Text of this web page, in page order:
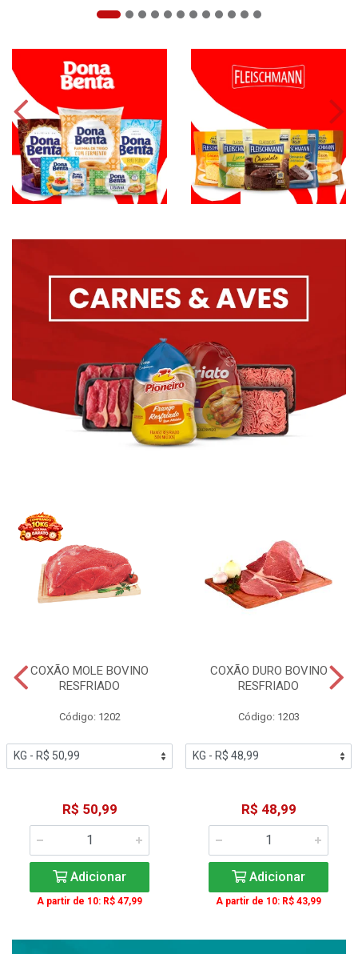
COXÃO MOLE BOVINO
RESFRIADO
Código: 1202
R$ 50,99
Adicionar
A partir de 10: R$ 47,99
COXÃO DURO BOVINO
RESFRIADO
Código: 1203
R$ 48,99
Adicionar
A partir de 10: R$ 43,99